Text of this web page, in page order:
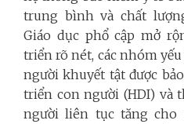
trung bình và chất
Giáo dục phổ cập mở
triển rõ nét, các nhóm
người khuyết tật được
triển con người (HDI) và
người liên tục tăng